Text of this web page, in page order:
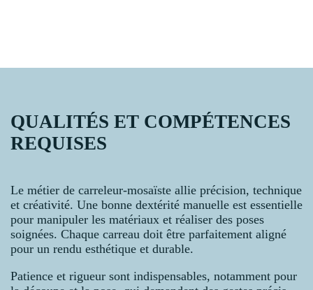
QUALITÉS ET COMPÉTENCES
REQUISES
Le métier de carreleur-mosaïste allie précision, technique
et créativité. Une bonne dextérité manuelle est essentielle
pour manipuler les matériaux et réaliser des poses
soignées. Chaque carreau doit être parfaitement aligné
pour un rendu esthétique et durable.
Patience et rigueur sont indispensables, notamment pour